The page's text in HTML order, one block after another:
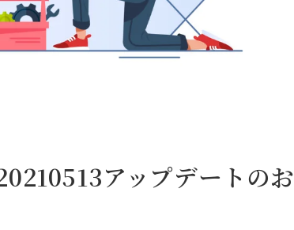
アップデートのお